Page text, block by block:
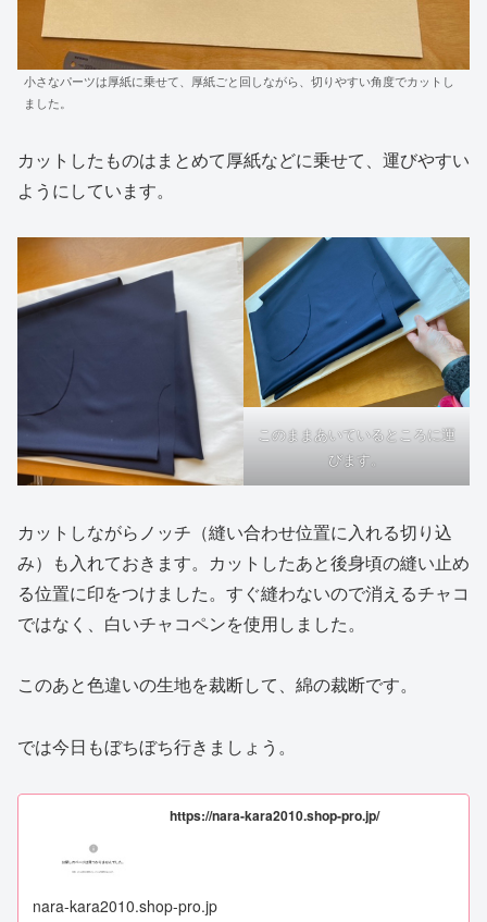
小さなパーツは厚紙に乗せて、厚紙ごと回しながら、切りやすい角度でカットし
ました。
カットしたものはまとめて厚紙などに乗せて、運びやすい
ようにしています。
このままあいているところに運
びます。
カットしながらノッチ（縫い合わせ位置に入れる切り込
み）も入れておきます。カットしたあと後身頃の縫い止め
る位置に印をつけました。すぐ縫わないので消えるチャコ
ではなく、白いチャコペンを使用しました。
このあと色違いの生地を裁断して、綿の裁断です。
では今日もぼちぼち行きましょう。
https://nara-kara2010.shop-pro.jp/
nara-kara2010.shop-pro.jp